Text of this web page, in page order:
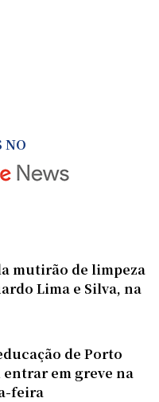
NO
mutirão de limpeza
Lima e Silva, na
de Porto
em greve na
feira